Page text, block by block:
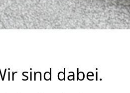
sind dabei.